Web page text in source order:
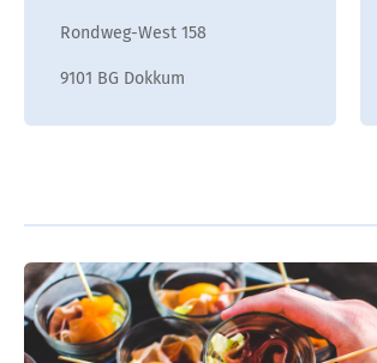
Rondweg-West 158
9101 BG Dokkum